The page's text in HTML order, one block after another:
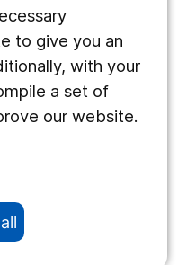
to give you an
with your
a set of
our website.